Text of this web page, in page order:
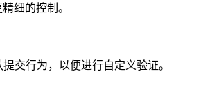
细的控制。
交行为，以便进行自定义验证。